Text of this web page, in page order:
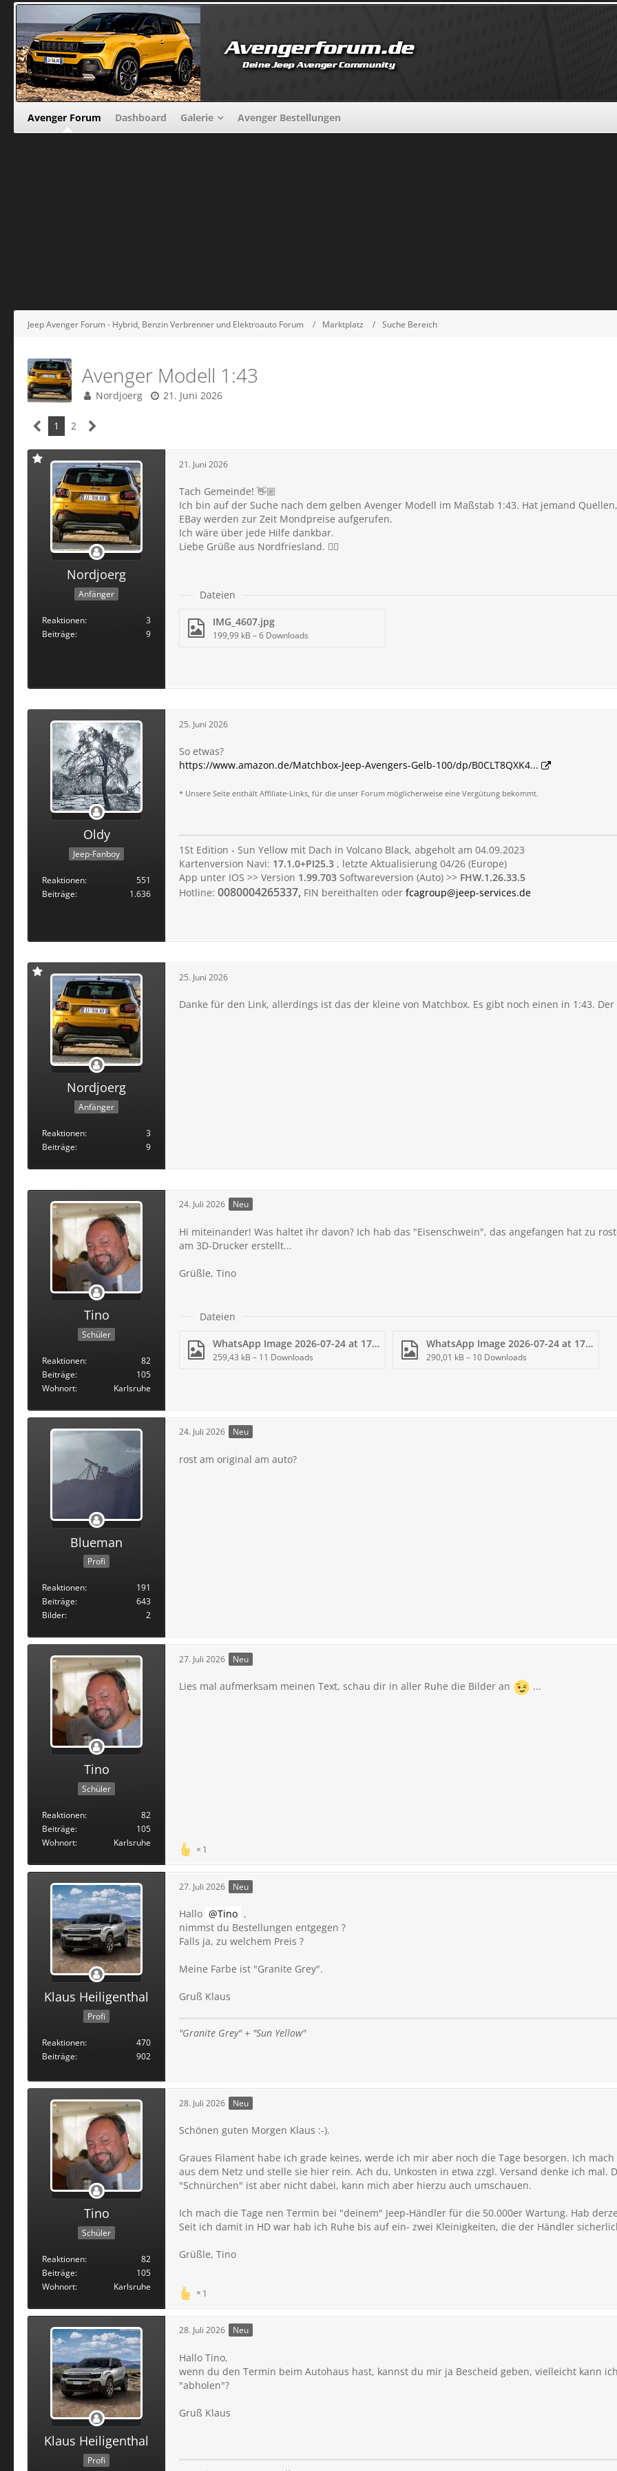
Avenger Forum Dashboard Galerie Avenger Bestellungen
Jeep Avenger Forum - Hybrid, Benzin Verbrenner und Elektroauto Forum Marktplatz Suche Bereich
Avenger Modell 1:43
Nordjoerg 21. Juni 2026
1 2
Nordjoerg
Anfänger
Reaktionen
3
Beiträge
9
21. Juni 2026
Tach Gemeinde! 👋🏼
Ich bin auf der Suche nach dem gelben Avenger Modell im Maßstab 1:43. Hat jemand
EBay werden zur Zeit Mondpreise aufgerufen.
Ich wäre über jede Hilfe dankbar.
Liebe Grüße aus Nordfriesland. ✌🏼
Dateien
IMG_4607.jpg
199,99 kB – 6 Downloads
Oldy
Jeep-Fanboy
Reaktionen
551
Beiträge
1.636
25. Juni 2026
So etwas?
https://www.amazon.de/Matchbox-Jeep-Avengers-Gelb-100/dp/B0CLT8QXK4...
* Unsere Seite enthält Affiliate-Links, für die unser Forum möglicherweise eine Vergütung bekommt.
1St Edition - Sun Yellow mit Dach in Volcano Black, abgeholt am 04.09.2023
Kartenversion Navi: 17.1.0+PI25.3 , letzte Aktualisierung 04/26 (Europe)
App unter IOS >> Version 1.99.703 Softwareversion (Auto) >> FHW.1.26.33.5
Hotline: 0080004265337, FIN bereithalten oder fcagroup@jeep-services.de
Nordjoerg
Anfänger
Reaktionen
3
Beiträge
9
25. Juni 2026
Danke für den Link, allerdings ist das der kleine von Matchbox. Es gibt noch einen in 1:43.
Tino
Schüler
Reaktionen
82
Beiträge
105
Wohnort
Karlsruhe
24. Juli 2026 Neu
Hi miteinander! Was haltet ihr davon? Ich hab das "Eisenschwein", das angefangen hat zu
am 3D-Drucker erstellt...
Grüßle, Tino
Dateien
WhatsApp Image 2026-07-24 at 17.11.45.jpg
259,43 kB – 11 Downloads
WhatsApp Image 2026-07-24 at 17.19.17.jpg
290,01 kB – 10 Downloads
Blueman
Profi
Reaktionen
191
Beiträge
643
Bilder
2
24. Juli 2026 Neu
rost am original am auto?
Tino
Schüler
Reaktionen
82
Beiträge
105
Wohnort
Karlsruhe
27. Juli 2026 Neu
Lies mal aufmerksam meinen Text, schau dir in aller Ruhe die Bilder an ...
1
Klaus Heiligenthal
Profi
Reaktionen
470
Beiträge
902
27. Juli 2026 Neu
Hallo Tino ,
nimmst du Bestellungen entgegen ?
Falls ja, zu welchem Preis ?
Meine Farbe ist "Granite Grey".
Gruß Klaus
"Granite Grey" + "Sun Yellow"
Tino
Schüler
Reaktionen
82
Beiträge
105
Wohnort
Karlsruhe
28. Juli 2026 Neu
Schönen guten Morgen Klaus :-).
Graues Filament habe ich grade keines, werde ich mir aber noch die Tage besorgen. Ich
aus dem Netz und stelle sie hier rein. Ach du, Unkosten in etwa zzgl. Versand denke ich mal.
"Schnürchen" ist aber nicht dabei, kann mich aber hierzu auch umschauen.
Ich mach die Tage nen Termin bei "deinem" Jeep-Händler für die 50.000er Wartung. Hab
Seit ich damit in HD war hab ich Ruhe bis auf ein- zwei Kleinigkeiten, die der Händler
Grüßle, Tino
1
Klaus Heiligenthal
Profi
28. Juli 2026 Neu
Hallo Tino,
wenn du den Termin beim Autohaus hast, kannst du mir ja Bescheid geben, vielleicht kann
"abholen"?
Gruß Klaus